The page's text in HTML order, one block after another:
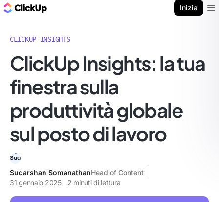
Inizia
CLICKUP INSIGHTS
ClickUp Insights: la tua
finestra sulla
produttività globale
sul posto di lavoro
Sudarshan SomanathanHead of Content
31 gennaio 2025
2 minuti di lettura